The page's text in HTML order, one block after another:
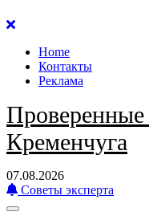
Перейти
содержанию
Home
Контакты
Реклама
Проверенные
Кременчуга
07.08.2026
Советы эксперта